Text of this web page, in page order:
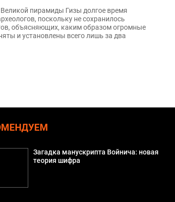
Великой пирамиды Гизы долгое время
поскольку не сохранилось
объясняющих, каким образом огромные
и установлены всего лишь за два
Загадка манускрипта Войнича: новая
теория шифра